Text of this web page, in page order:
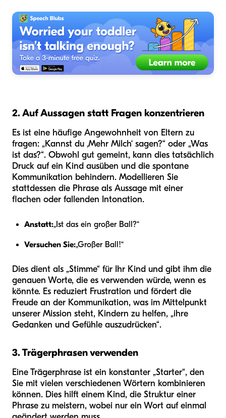
2. Auf Aussagen statt Fragen konzentrieren
Es ist eine häufige Angewohnheit von Eltern zu
fragen: „Kannst du ‚Mehr Milch‘ sagen?“ oder „Was
ist das?“. Obwohl gut gemeint, kann dies tatsächlich
Druck auf ein Kind ausüben und die spontane
Kommunikation behindern. Modellieren Sie
stattdessen die Phrase als Aussage mit einer
flachen oder fallenden Intonation.
Anstatt:„Ist das ein großer Ball?“
Versuchen Sie:„Großer Ball!“
Dies dient als „Stimme“ für Ihr Kind und gibt ihm die
genauen Worte, die es verwenden würde, wenn es
könnte. Es reduziert Frustration und fördert die
Freude an der Kommunikation, was im Mittelpunkt
unserer Mission steht, Kindern zu helfen, „ihre
Gedanken und Gefühle auszudrücken“.
3. Trägerphrasen verwenden
Eine Trägerphrase ist ein konstanter „Starter“, den
Sie mit vielen verschiedenen Wörtern kombinieren
können. Dies hilft einem Kind, die Struktur einer
Phrase zu meistern, wobei nur ein Wort auf einmal